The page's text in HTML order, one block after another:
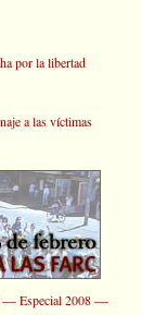
—Especial 2008—